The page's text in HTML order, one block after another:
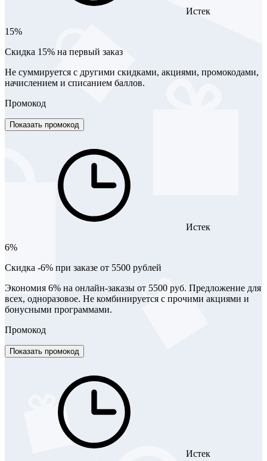
Истек
15%
Скидка 15% на первый заказ
Не суммируется с другими скидками, акциями, промокодами,
начислением и списанием баллов.
Промокод
Показать промокод
Истек
6%
Скидка -6% при заказе от 5500 рублей
Экономия 6% на онлайн-заказы от 5500 руб. Предложение для
всех, одноразовое. Не комбинируется с прочими акциями и
бонусными программами.
Промокод
Показать промокод
Истек